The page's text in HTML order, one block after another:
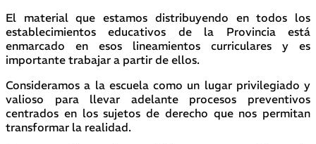
El material que estamos distribuyendo en todos los
establecimientos educativos de la Provincia está
enmarcado en esos lineamientos curriculares y es
importante trabajar a partir de ellos.
Consideramos a la escuela como un lugar privilegiado y
valioso para llevar adelante procesos preventivos
centrados en los sujetos de derecho que nos permitan
transformar la realidad.